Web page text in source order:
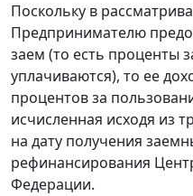
Поскольку в
Предпринимателю
заем (то есть проценты
уплачиваются), то ее
процентов за
исчисленная исходя из
на дату получения
рефинансирования
Федерации.